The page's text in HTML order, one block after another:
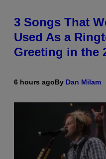
3 Songs That
Used As a
Greeting in the
6 hours agoBy Dan Milam